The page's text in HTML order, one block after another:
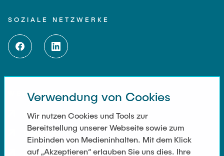
Registrieren
Werden Sie Mitglied!
SOZIALE NETZWERKE
WEITERFÜHRENDE LINKS
Impressum
Datenschutz
Barrierefreiheit
Verwendung von Cookies
Wir nutzen Cookies und Tools zur
Bereitstellung unserer Webseite sowie zum
Einbinden von Medieninhalten. Mit dem Klick
auf „Akzeptieren“ erlauben Sie uns dies. Ihre